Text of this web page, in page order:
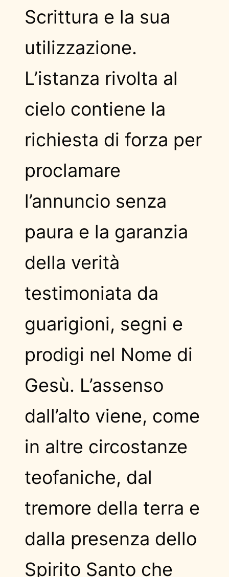
Scrittura e la sua
utilizzazione.
L’istanza rivolta al
cielo contiene la
richiesta di forza per
proclamare
l’annuncio senza
paura e la garanzia
della verità
testimoniata da
guarigioni, segni e
prodigi nel Nome di
Gesù. L’assenso
dall’alto viene, come
in altre circostanze
teofaniche, dal
tremore della terra e
dalla presenza dello
Spirito Santo che